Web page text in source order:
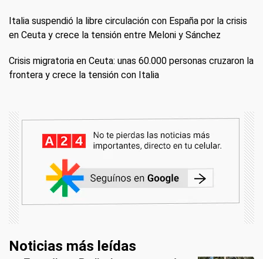
Italia suspendió la libre circulación con España por la crisis
en Ceuta y crece la tensión entre Meloni y Sánchez
Crisis migratoria en Ceuta: unas 60.000 personas cruzaron la
frontera y crece la tensión con Italia
Noticias más leídas